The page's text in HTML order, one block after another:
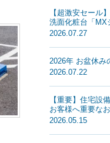
【超激安セール
洗面化粧台「MX
2026.07.27
2026年 お盆休み
2026.07.22
【重要】住宅設
お客様へ重要な
2026.05.15